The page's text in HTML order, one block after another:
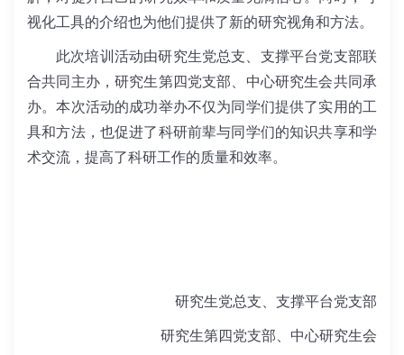
视化工具的介绍也为他们提供了新的研究视角和方法。
此次培训活动由研究生党总支、支撑平台党支部联
合共同主办，研究生第四党支部、中心研究生会共同承
办。本次活动的成功举办不仅为同学们提供了实用的工
具和方法，也促进了科研前辈与同学们的知识共享和学
术交流，提高了科研工作的质量和效率。
研究生党总支、支撑平台党支部
研究生第四党支部、中心研究生会